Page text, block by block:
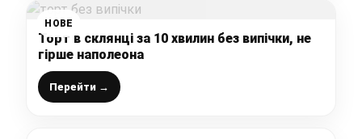
НОВЕ
Торт в склянці за 10 хвилин без випічки, не
гірше наполеона
Перейти →